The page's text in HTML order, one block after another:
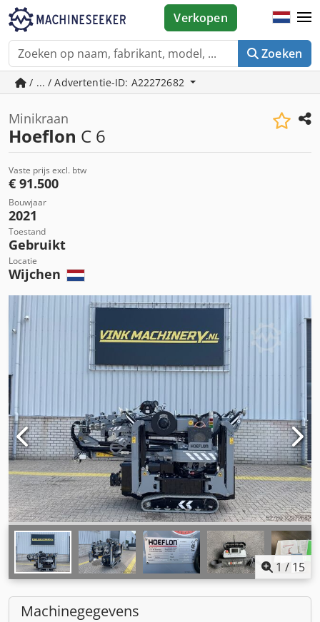
Zoeken
Verkopen
/ ... / Advertentie-ID: A22272682
Minikraan
Hoeflon C 6
Vaste prijs excl. btw
€ 91.500
Bouwjaar
2021
Toestand
Gebruikt
Locatie
Wijchen
1 / 15
Machinegegevens